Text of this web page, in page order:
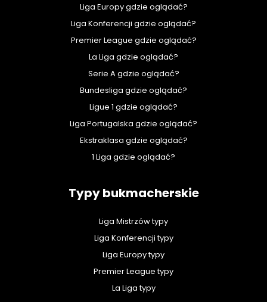
Liga Europy gdzie oglądać?
Liga Konferencji gdzie oglądać?
Premier League gdzie oglądać?
La Liga gdzie oglądać?
Serie A gdzie oglądać?
Bundesliga gdzie oglądać?
Ligue 1 gdzie oglądać?
Liga Portugalska gdzie oglądać?
Ekstraklasa gdzie oglądać?
1 Liga gdzie oglądać?
Typy bukmacherskie
Liga Mistrzów typy
Liga Konferencji typy
Liga Europy typy
Premier League typy
La Liga typy